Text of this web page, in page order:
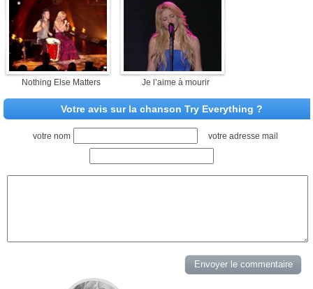
Nothing Else Matters Je l’aime à mourir
Votre avis sur la chanson Try Everything ?
votre nom votre adresse mail